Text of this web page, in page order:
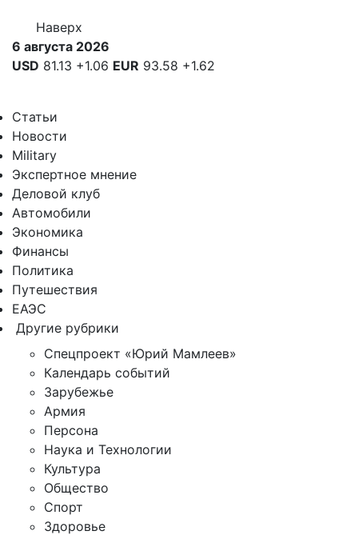
Наверх
6 августа 2026
USD 81.13 +1.06 EUR 93.58 +1.62
Статьи
Новости
Military
Экспертное мнение
Деловой клуб
Автомобили
Экономика
Финансы
Политика
Путешествия
ЕАЭС
Другие рубрики
Спецпроект «Юрий Мамлеев»
Календарь событий
Зарубежье
Армия
Персона
Наука и Технологии
Культура
Общество
Спорт
Здоровье